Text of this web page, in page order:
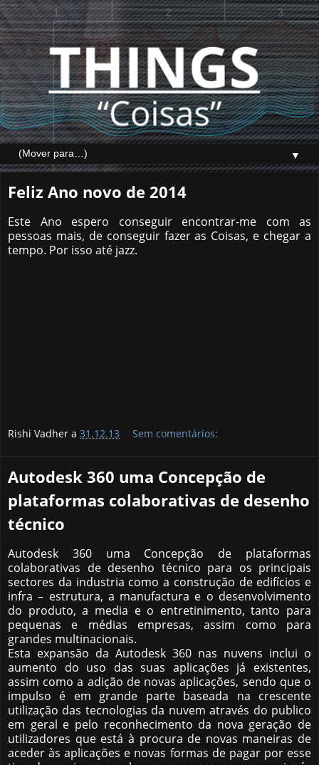
▼
Feliz Ano novo de 2014
Este Ano espero conseguir encontrar-me com as
pessoas mais, de conseguir fazer as Coisas, e chegar a
tempo. Por isso até jazz.
Rishi Vadher a 31.12.13 Sem comentários:
Autodesk 360 uma Concepção de
plataformas colaborativas de desenho
técnico
Autodesk 360 uma Concepção de plataformas
colaborativas de desenho técnico para os principais
sectores da industria como a construção de edifícios e
infra – estrutura, a manufactura e o desenvolvimento
do produto, a media e o entretinimento, tanto para
pequenas e médias empresas, assim como para
grandes multinacionais.
Esta expansão da Autodesk 360 nas nuvens inclui o
aumento do uso das suas aplicações já existentes,
assim como a adição de novas aplicações, sendo que o
impulso é em grande parte baseada na crescente
utilização das tecnologias da nuvem através do publico
em geral e pelo reconhecimento da nova geração de
utilizadores que está à procura de novas maneiras de
aceder às aplicações e novas formas de pagar por esse